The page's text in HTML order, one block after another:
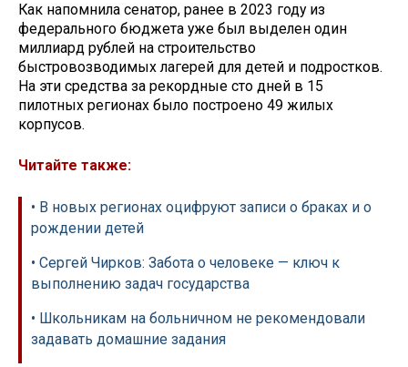
Как напомнила сенатор, ранее в 2023 году из
федерального бюджета уже был выделен один
миллиард рублей на строительство
быстровозводимых лагерей для детей и подростков.
На эти средства за рекордные сто дней в 15
пилотных регионах было построено 49 жилых
корпусов.
Читайте также:
• В новых регионах оцифруют записи о браках и о
рождении детей
• Сергей Чирков: Забота о человеке — ключ к
выполнению задач государства
• Школьникам на больничном не рекомендовали
задавать домашние задания